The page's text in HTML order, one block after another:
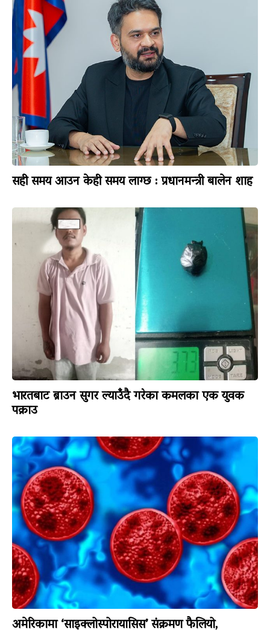
सही समय आउन केही समय लाग्छ : प्रधानमन्त्री बालेन शाह
भारतबाट ब्राउन सुगर ल्याउँदै गरेका कमलका एक युवक
पक्राउ
अमेरिकामा ‘साइक्लोस्पोरायासिस’ संक्रमण फैलियो,